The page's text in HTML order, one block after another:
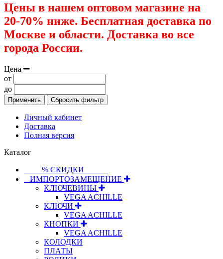
Цены в нашем оптовом магазине на
20-70% ниже. Бесплатная доставка по
Москве и области. Доставка во все
города России.
Цена
от
до
Применить Сбросить фильтр
Личный кабинет
Доставка
Полная версия
Каталог
⠀⠀⠀% СКИДКИ⠀⠀⠀⠀
⠀ИМПОРТОЗАМЕЩЕНИЕ
КЛЮЧЕВИНЫ
VEGA ACHILLE
КЛЮЧИ
VEGA ACHILLE
КНОПКИ
VEGA ACHILLE
КОЛОДКИ
ПЛАТЫ